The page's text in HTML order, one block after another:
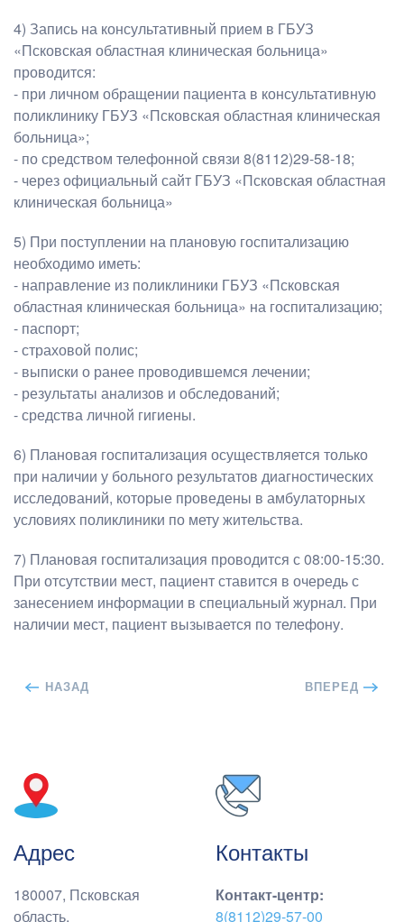
4) Запись на консультативный прием в ГБУЗ
«Псковская областная клиническая больница»
проводится:
- при личном обращении пациента в консультативную
поликлинику ГБУЗ «Псковская областная клиническая
больница»;
- по средством телефонной связи 8(8112)29-58-18;
- через официальный сайт ГБУЗ «Псковская областная
клиническая больница»
5) При поступлении на плановую госпитализацию
необходимо иметь:
- направление из поликлиники ГБУЗ «Псковская
областная клиническая больница» на госпитализацию;
- паспорт;
- страховой полис;
- выписки о ранее проводившемся лечении;
- результаты анализов и обследований;
- средства личной гигиены.
6) Плановая госпитализация осуществляется только
при наличии у больного результатов диагностических
исследований, которые проведены в амбулаторных
условиях поликлиники по мету жительства.
7) Плановая госпитализация проводится с 08:00-15:30.
При отсутствии мест, пациент ставится в очередь с
занесением информации в специальный журнал. При
наличии мест, пациент вызывается по телефону.
НАЗАД ВПЕРЕД
Адрес
180007, Псковская
область,
Контакты
Контакт-центр:
8(8112)29-57-00